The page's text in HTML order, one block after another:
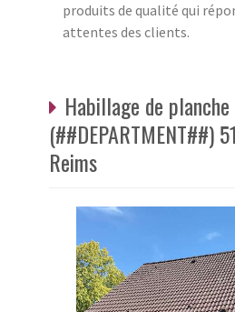
produits de qualité qui
attentes des clients.
Habillage de
(##DEPARTMENT##)
Reims